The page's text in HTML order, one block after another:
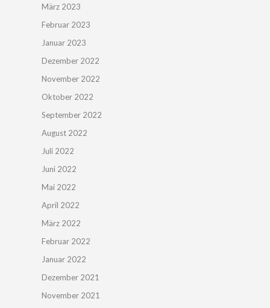
März 2023
Februar 2023
Januar 2023
Dezember 2022
November 2022
Oktober 2022
September 2022
August 2022
Juli 2022
Juni 2022
Mai 2022
April 2022
März 2022
Februar 2022
Januar 2022
Dezember 2021
November 2021